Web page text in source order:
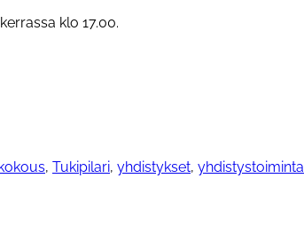
klo 17.00.
, Tukipilari, yhdistykset, yhdistystoiminta